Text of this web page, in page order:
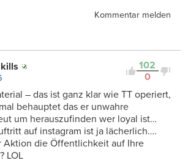
Kommentar melden
102
0
– das ist ganz klar wie TT operiert,
behauptet das er unwahre
um herauszufinden wer loyal ist…
auf instagram ist ja lächerlich….
Aktion die Öffentlichkeit auf Ihre
LOL